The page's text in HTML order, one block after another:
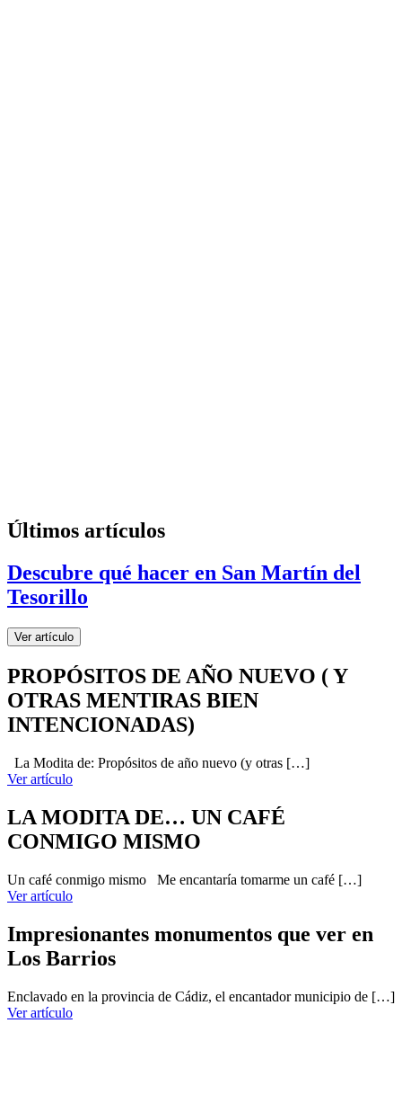
Últimos artículos
Descubre qué hacer en San Martín del
Tesorillo
Ver artículo
PROPÓSITOS DE AÑO NUEVO ( Y
OTRAS MENTIRAS BIEN
INTENCIONADAS)
La Modita de: Propósitos de año nuevo (y otras […]
Ver artículo
LA MODITA DE… UN CAFÉ
CONMIGO MISMO
Un café conmigo mismo Me encantaría tomarme un café […]
Ver artículo
Impresionantes monumentos que ver en
Los Barrios
Enclavado en la provincia de Cádiz, el encantador municipio de […]
Ver artículo